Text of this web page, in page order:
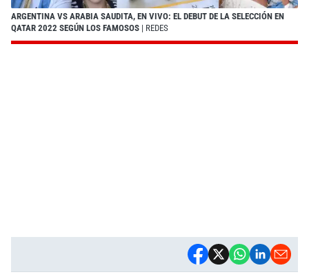
ARGENTINA VS ARABIA SAUDITA, EN VIVO: EL DEBUT DE LA SELECCIÓN EN
QATAR 2022 SEGÚN LOS FAMOSOS | REDES